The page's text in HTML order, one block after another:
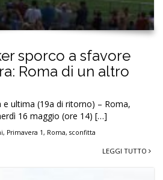
sporco a sfavore
Roma di un altro
ultima (19a di ritorno) – Roma,
16 maggio (ore 14) […]
, Primavera 1, Roma, sconfitta
LEGGI TUTTO